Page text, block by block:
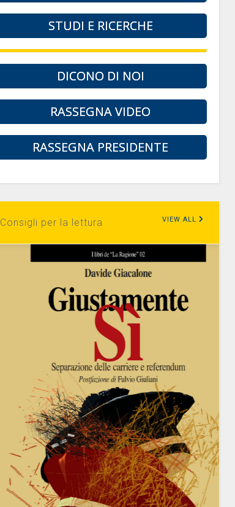
STUDI E RICERCHE
DICONO DI NOI
RASSEGNA VIDEO
RASSEGNA PRESIDENTE
Consigli per la lettura VIEW ALL